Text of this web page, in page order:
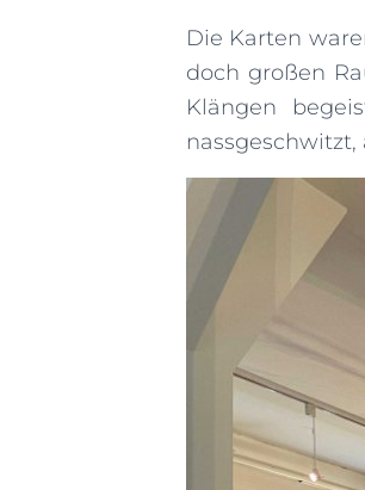
Die Karten
doch großen
Klängen